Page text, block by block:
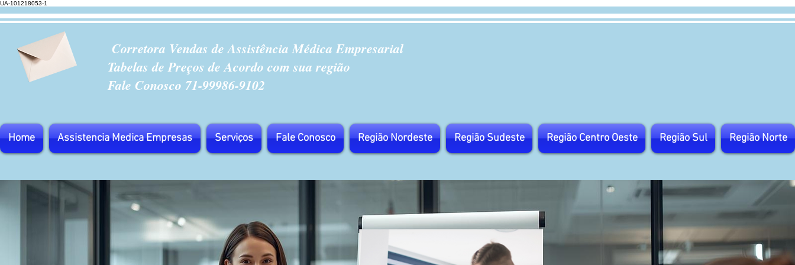
UA-101218053-1
Corretora Vendas de Assistência Médica Empresarial
Tabelas de Preços de Acordo com sua região
Fale Conosco 71-99986-9102
Home Assistencia Medica Empresas Serviços Fale Conosco Região Nordeste Região Sudeste Região Centro Oeste Região Sul Região Norte